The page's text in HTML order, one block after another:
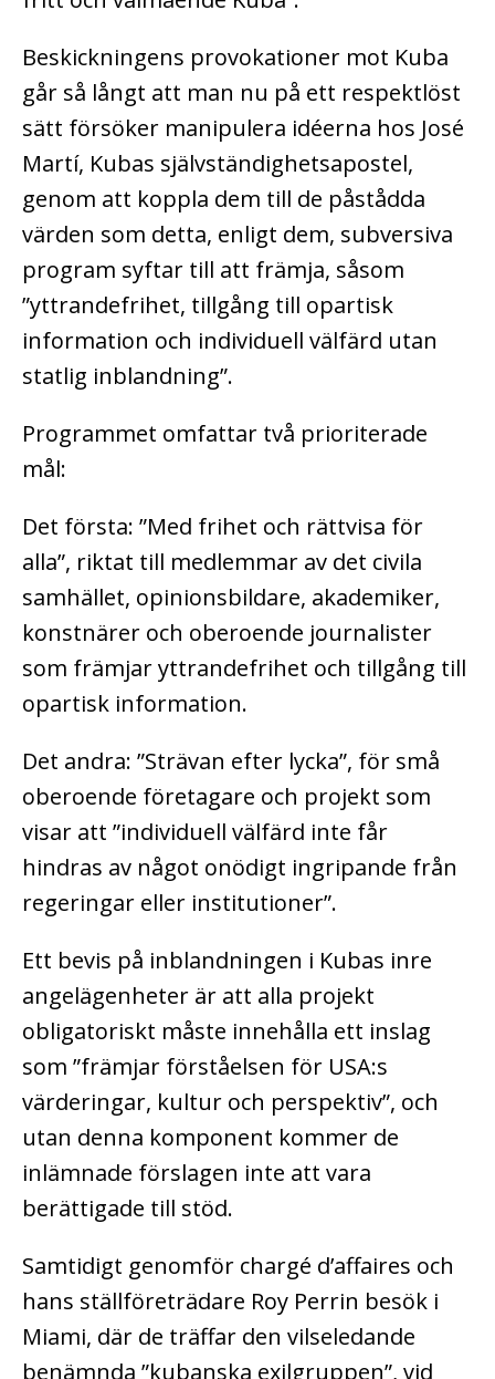
Beskickningens provokationer mot Kuba
går så långt att man nu på ett respektlöst
sätt försöker manipulera idéerna hos José
Martí, Kubas självständighetsapostel,
genom att koppla dem till de påstådda
värden som detta, enligt dem, subversiva
program syftar till att främja, såsom
”yttrandefrihet, tillgång till opartisk
information och individuell välfärd utan
statlig inblandning”.
Programmet omfattar två prioriterade
mål:
Det första: ”Med frihet och rättvisa för
alla”, riktat till medlemmar av det civila
samhället, opinionsbildare, akademiker,
konstnärer och oberoende journalister
som främjar yttrandefrihet och tillgång till
opartisk information.
Det andra: ”Strävan efter lycka”, för små
oberoende företagare och projekt som
visar att ”individuell välfärd inte får
hindras av något onödigt ingripande från
regeringar eller institutioner”.
Ett bevis på inblandningen i Kubas inre
angelägenheter är att alla projekt
obligatoriskt måste innehålla ett inslag
som ”främjar förståelsen för USA:s
värderingar, kultur och perspektiv”, och
utan denna komponent kommer de
inlämnade förslagen inte att vara
berättigade till stöd.
Samtidigt genomför chargé d’affaires och
hans ställföreträdare Roy Perrin besök i
Miami, där de träffar den vilseledande
benämnda ”kubanska exilgruppen”, vid